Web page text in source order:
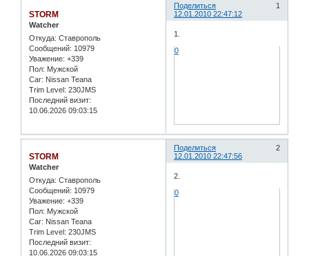
Поделиться
1
12.01.2010 22:47:12
STORM
Watcher
Откуда: Ставрополь
Сообщений: 10979
Уважение: +339
Пол: Мужской
Car: Nissan Teana
Trim Level: 230JMS
Последний визит:
10.06.2026 09:03:15
1.
0
Поделиться
2
12.01.2010 22:47:56
STORM
Watcher
Откуда: Ставрополь
Сообщений: 10979
Уважение: +339
Пол: Мужской
Car: Nissan Teana
Trim Level: 230JMS
Последний визит:
10.06.2026 09:03:15
2.
0